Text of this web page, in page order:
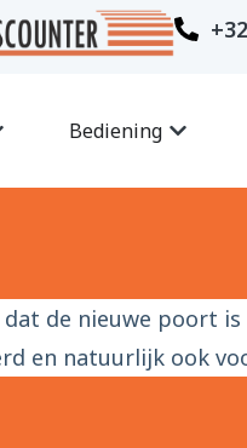
Bediening
dat de nieuwe poort
en natuurlijk ook